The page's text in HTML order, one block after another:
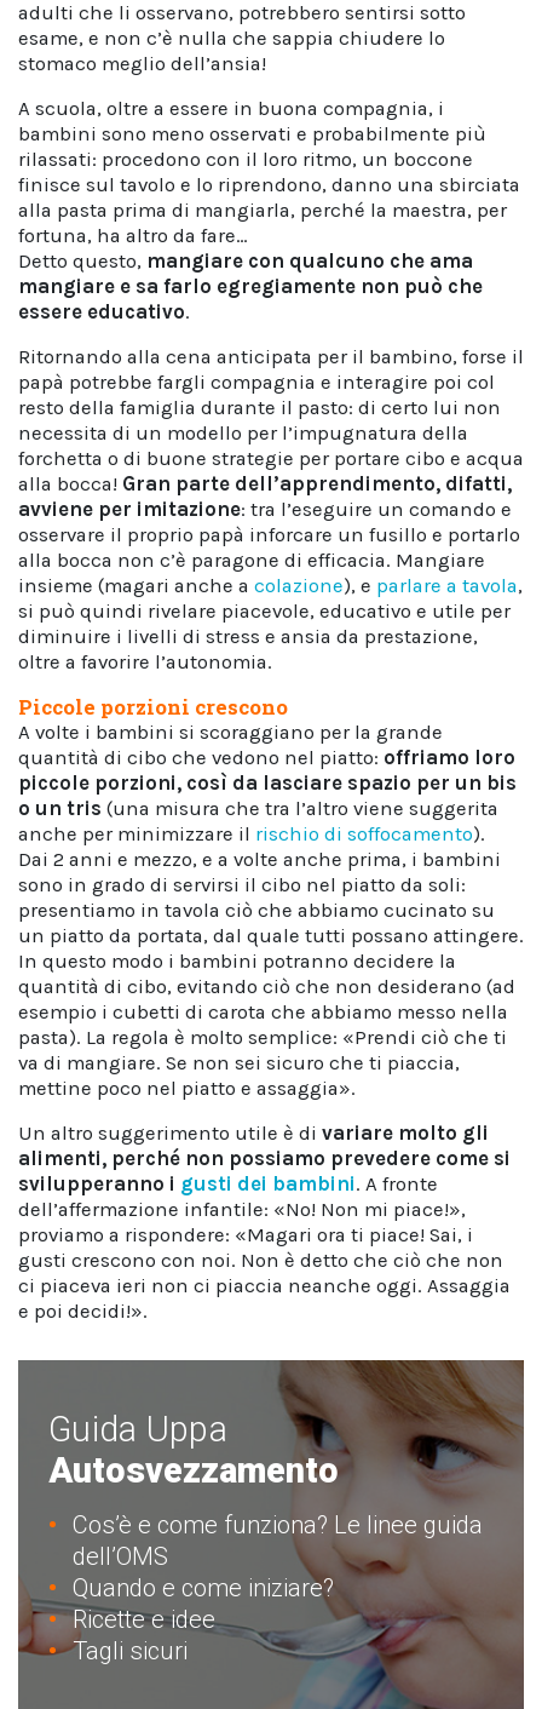
adulti che li osservano, potrebbero sentirsi sotto
esame, e non c’è nulla che sappia chiudere lo
stomaco meglio dell’ansia!
A scuola, oltre a essere in buona compagnia, i
bambini sono meno osservati e probabilmente più
rilassati: procedono con il loro ritmo, un boccone
finisce sul tavolo e lo riprendono, danno una sbirciata
alla pasta prima di mangiarla, perché la maestra, per
fortuna, ha altro da fare…
Detto questo, mangiare con qualcuno che ama
mangiare e sa farlo egregiamente non può che
essere educativo.
Ritornando alla cena anticipata per il bambino, forse il
papà potrebbe fargli compagnia e interagire poi col
resto della famiglia durante il pasto: di certo lui non
necessita di un modello per l’impugnatura della
forchetta o di buone strategie per portare cibo e acqua
alla bocca! Gran parte dell’apprendimento, difatti,
avviene per imitazione: tra l’eseguire un comando e
osservare il proprio papà inforcare un fusillo e portarlo
alla bocca non c’è paragone di efficacia. Mangiare
insieme (magari anche a colazione), e parlare a tavola,
si può quindi rivelare piacevole, educativo e utile per
diminuire i livelli di stress e ansia da prestazione,
oltre a favorire l’autonomia.
Piccole porzioni crescono
A volte i bambini si scoraggiano per la grande
quantità di cibo che vedono nel piatto: offriamo loro
piccole porzioni, così da lasciare spazio per un bis
o un tris (una misura che tra l’altro viene suggerita
anche per minimizzare il rischio di soffocamento).
Dai 2 anni e mezzo, e a volte anche prima, i bambini
sono in grado di servirsi il cibo nel piatto da soli:
presentiamo in tavola ciò che abbiamo cucinato su
un piatto da portata, dal quale tutti possano attingere.
In questo modo i bambini potranno decidere la
quantità di cibo, evitando ciò che non desiderano (ad
esempio i cubetti di carota che abbiamo messo nella
pasta). La regola è molto semplice: «Prendi ciò che ti
va di mangiare. Se non sei sicuro che ti piaccia,
mettine poco nel piatto e assaggia».
Un altro suggerimento utile è di variare molto gli
alimenti, perché non possiamo prevedere come si
svilupperanno i gusti dei bambini. A fronte
dell’affermazione infantile: «No! Non mi piace!»,
proviamo a rispondere: «Magari ora ti piace! Sai, i
gusti crescono con noi. Non è detto che ciò che non
ci piaceva ieri non ci piaccia neanche oggi. Assaggia
e poi decidi!».
Guida Uppa
Autosvezzamento
Cos’è e come funziona? Le linee guida
dell’OMS
Quando e come iniziare?
Ricette e idee
Tagli sicuri